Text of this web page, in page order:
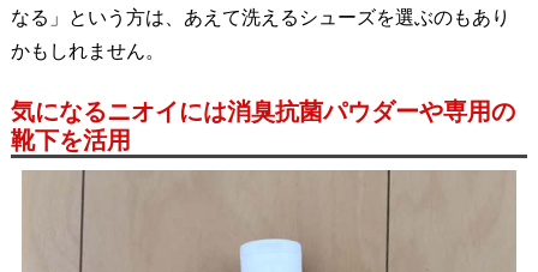
なる」という方は、あえて洗えるシューズを選ぶのもあり
かもしれません。
気になるニオイには消臭抗菌パウダーや専用の
靴下を活用